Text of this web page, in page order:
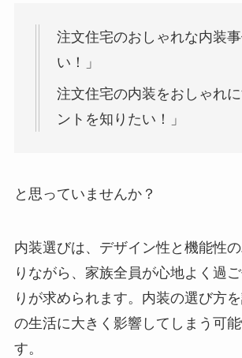
注文住宅のおしゃれな内装
い！」
注文住宅の内装をおしゃれ
ントを知りたい！」
と思っていませんか？
内装選びは、デザイン性と機能性
りながら、家族全員が心地よく過
りが求められます。内装の選び方
の生活に大きく影響してしまう可
す。